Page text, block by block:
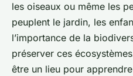
les oiseaux ou même les
peuplent le jardin, les
l’importance de la
préserver ces
être un lieu pour